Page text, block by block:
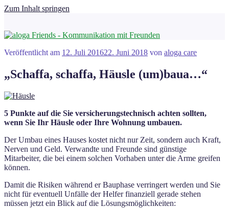
Zum Inhalt springen
Veröffentlicht am 12. Juli 201622. Juni 2018 von aloga care
„Schaffa, schaffa, Häusle (um)baua…“
5 Punkte auf die Sie versicherungstechnisch achten sollten,
wenn Sie Ihr Häusle oder Ihre Wohnung umbauen.
Der Umbau eines Hauses kostet nicht nur Zeit, sondern auch Kraft,
Nerven und Geld. Verwandte und Freunde sind günstige
Mitarbeiter, die bei einem solchen Vorhaben unter die Arme greifen
können.
Damit die Risiken während er Bauphase verringert werden und Sie
nicht für eventuell Unfälle der Helfer finanziell gerade stehen
müssen jetzt ein Blick auf die Lösungsmöglichkeiten: